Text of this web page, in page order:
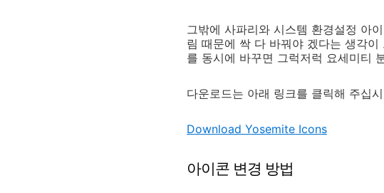
그밖에 사파리와 시스템 환경설정 아
림 때문에 싹 다 바꿔야 겠다는 생각
를 동시에 바꾸면 그럭저럭 요세미티
다운로드는 아래 링크를 클릭해 주십
Download Yosemite Icons
아이콘 변경 방법